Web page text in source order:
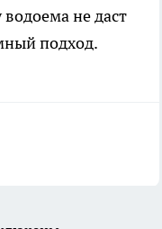
не даст
подход.